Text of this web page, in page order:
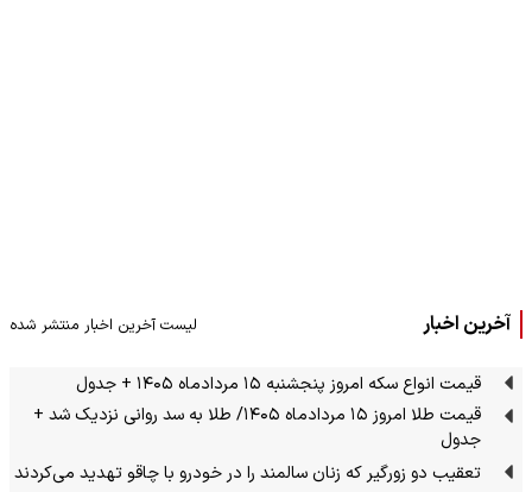
آخرین اخبار لیست آخرین اخبار منتشر شده
قیمت انواع سکه امروز پنجشنبه ۱۵ مردادماه ۱۴۰۵ + جدول
قیمت طلا امروز ۱۵ مردادماه ۱۴۰۵/ طلا به سد روانی نزدیک شد +
جدول
تعقیب دو زورگیر که زنان سالمند را در خودرو با چاقو تهدید می‌کردند